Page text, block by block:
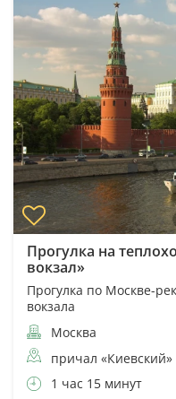
Прогулка на
вокзал»
Прогулка по Москве-
вокзала
Москва
причал «Киевский»
1 час 15 минут